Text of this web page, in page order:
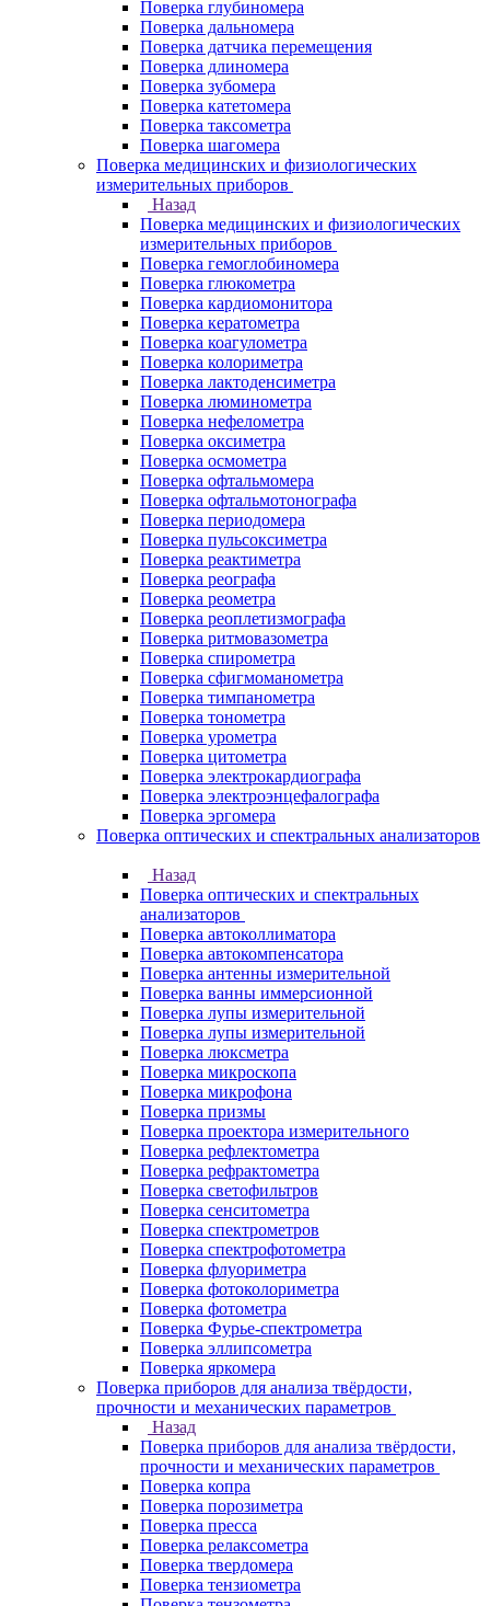
Поверка глубиномера
Поверка дальномера
Поверка датчика перемещения
Поверка длиномера
Поверка зубомера
Поверка катетомера
Поверка таксометра
Поверка шагомера
Поверка медицинских и физиологических
измерительных приборов
Назад
Поверка медицинских и физиологических
измерительных приборов
Поверка гемоглобиномера
Поверка глюкометра
Поверка кардиомонитора
Поверка кератометра
Поверка коагулометра
Поверка колориметра
Поверка лактоденсиметра
Поверка люминометра
Поверка нефелометра
Поверка оксиметра
Поверка осмометра
Поверка офтальмомера
Поверка офтальмотонографа
Поверка периодомера
Поверка пульсоксиметра
Поверка реактиметра
Поверка реографа
Поверка реометра
Поверка реоплетизмографа
Поверка ритмовазометра
Поверка спирометра
Поверка сфигмоманометра
Поверка тимпанометра
Поверка тонометра
Поверка урометра
Поверка цитометра
Поверка электрокардиографа
Поверка электроэнцефалографа
Поверка эргомера
Поверка оптических и спектральных анализаторов
Назад
Поверка оптических и спектральных
анализаторов
Поверка автоколлиматора
Поверка автокомпенсатора
Поверка антенны измерительной
Поверка ванны иммерсионной
Поверка лупы измерительной
Поверка лупы измерительной
Поверка люксметра
Поверка микроскопа
Поверка микрофона
Поверка призмы
Поверка проектора измерительного
Поверка рефлектометра
Поверка рефрактометра
Поверка светофильтров
Поверка сенситометра
Поверка спектрометров
Поверка спектрофотометра
Поверка флуориметра
Поверка фотоколориметра
Поверка фотометра
Поверка Фурье-спектрометра
Поверка эллипсометра
Поверка яркомера
Поверка приборов для анализа твёрдости,
прочности и механических параметров
Назад
Поверка приборов для анализа твёрдости,
прочности и механических параметров
Поверка копра
Поверка порозиметра
Поверка пресса
Поверка релаксометра
Поверка твердомера
Поверка тензиометра